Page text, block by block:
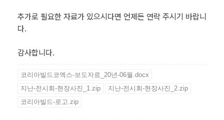
추가로 필요한 자료가 있으시다면 언제든 연락 주시기 바랍니
다.
감사합니다.
코리아빌드코엑스-보도자료_20년-06월.docx
지난-전시회-현장사진_1.zip
지난-전시회-현장사진_2.zip
코리아빌드-로고.zip